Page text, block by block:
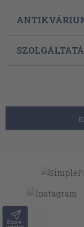
Észre-